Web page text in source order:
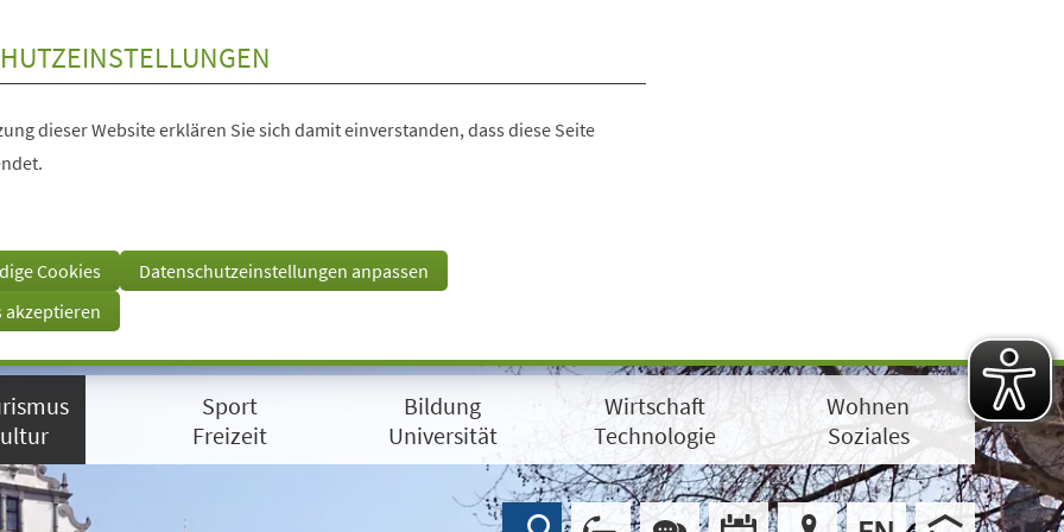
dieser Website erklären Sie sich damit einverstanden, dass diese Seite
Cookies
Datenschutzeinstellungen anpassen
akzeptieren
Sport
Freizeit
Bildung
Universität
Wirtschaft
Technologie
Wohnen
Soziales